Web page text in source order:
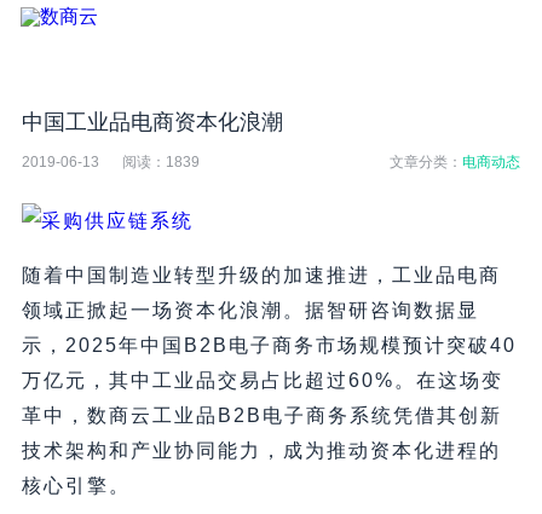
中国工业品电商资本化浪潮
2019-06-13 阅读： 1839 文章分类：电商动态
随着中国制造业转型升级的加速推进，工业品电商
领域正掀起一场资本化浪潮。据智研咨询数据显
示，2025年中国B2B电子商务市场规模预计突破40
万亿元，其中工业品交易占比超过60%。在这场变
革中，数商云工业品B2B电子商务系统凭借其创新
技术架构和产业协同能力，成为推动资本化进程的
核心引擎。